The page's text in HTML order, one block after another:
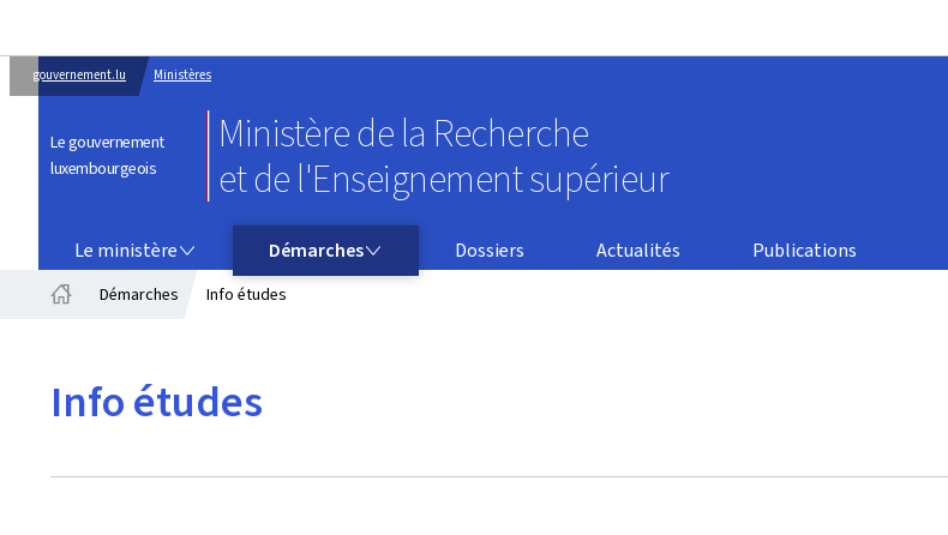
gouvernement.lu Ministères
Le gouvernement
luxembourgeois
Ministère de la Recherche
et de l'Enseignement supérieur
Le ministère Démarches
DÉMARCHES
Dossiers Actualités
Publications
Démarches Info études
Info études